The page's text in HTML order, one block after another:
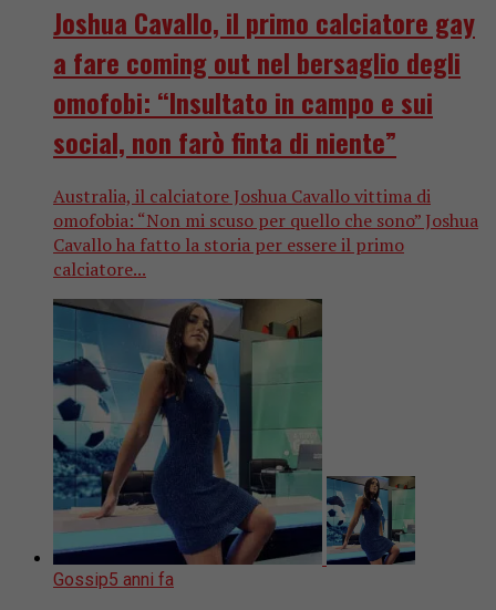
Joshua Cavallo, il primo calciatore gay
a fare coming out nel bersaglio degli
omofobi: “Insultato in campo e sui
social, non farò finta di niente”
Australia, il calciatore Joshua Cavallo vittima di
omofobia: “Non mi scuso per quello che sono” Joshua
Cavallo ha fatto la storia per essere il primo
calciatore...
Gossip5 anni fa